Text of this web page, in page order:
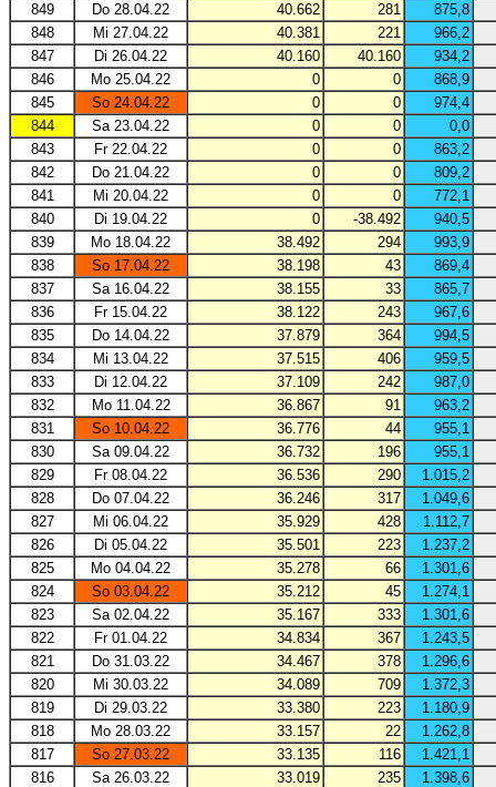
849
Do 28.04.22 40.662 281
875,8
848
Mi 27.04.22 40.381 221
966,2
847
Di 26.04.22 40.160 40.160
934,2
846
Mo 25.04.22 0 0
868,9
845
So 24.04.22 0 0
974,4
844
Sa 23.04.22 0 0
0,0
843
Fr 22.04.22 0 0
863,2
842
Do 21.04.22 0 0
809,2
841
Mi 20.04.22 0 0
772,1
840
Di 19.04.22 0 -38.492
940,5
839
Mo 18.04.22 38.492 294
993,9
838
So 17.04.22 38.198 43
869,4
837
Sa 16.04.22 38.155 33
865,7
836
Fr 15.04.22 38.122 243
967,6
835
Do 14.04.22 37.879 364
994,5
834
Mi 13.04.22 37.515 406
959,5
833
Di 12.04.22 37.109 242
987,0
832
Mo 11.04.22 36.867 91
963,2
831
So 10.04.22 36.776 44
955,1
830
Sa 09.04.22 36.732 196
955,1
829
Fr 08.04.22 36.536 290
1.015,2
828
Do 07.04.22 36.246 317
1.049,6
827
Mi 06.04.22 35.929 428
1.112,7
826
Di 05.04.22 35.501 223
1.237,2
825
Mo 04.04.22 35.278 66
1.301,6
824
So 03.04.22 35.212 45
1.274,1
823
Sa 02.04.22 35.167 333
1.301,6
822
Fr 01.04.22 34.834 367
1.243,5
821
Do 31.03.22 34.467 378
1.296,6
820
Mi 30.03.22 34.089 709
1.372,3
819
Di 29.03.22 33.380 223
1.180,9
818
Mo 28.03.22 33.157 22
1.262,8
817
So 27.03.22 33.135 116
1.421,1
816
Sa 26.03.22 33.019 235 1.398,6